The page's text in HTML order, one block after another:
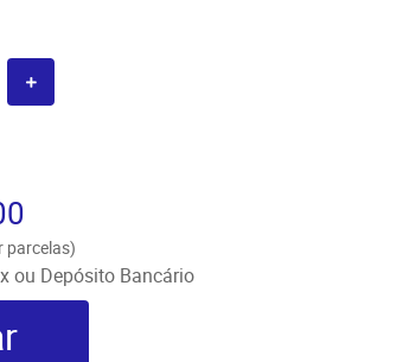
parcelas)
ou Depósito Bancário